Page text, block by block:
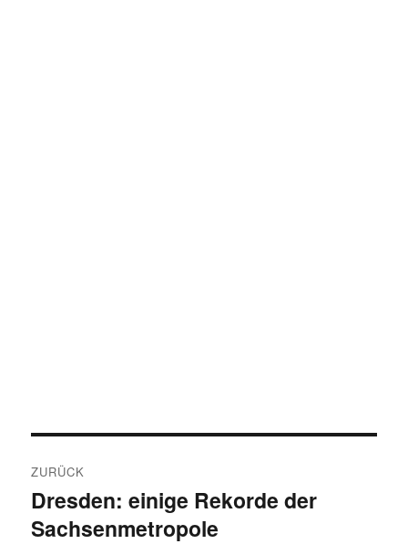
ZURÜCK
Vorheriger
Beitrag:
Dresden: einige Rekorde der
Sachsenmetropole